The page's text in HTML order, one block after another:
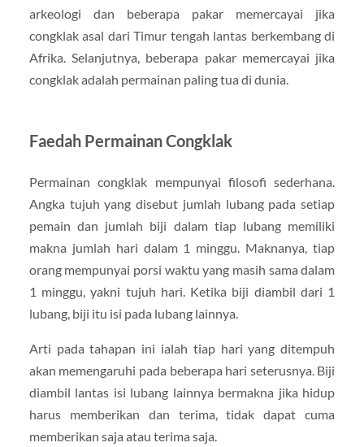
arkeologi dan beberapa pakar memercayai jika
congklak asal dari Timur tengah lantas berkembang di
Afrika. Selanjutnya, beberapa pakar memercayai jika
congklak adalah permainan paling tua di dunia.
Faedah Permainan Congklak
Permainan congklak mempunyai filosofi sederhana.
Angka tujuh yang disebut jumlah lubang pada setiap
pemain dan jumlah biji dalam tiap lubang memiliki
makna jumlah hari dalam 1 minggu. Maknanya, tiap
orang mempunyai porsi waktu yang masih sama dalam
1 minggu, yakni tujuh hari. Ketika biji diambil dari 1
lubang, biji itu isi pada lubang lainnya.
Arti pada tahapan ini ialah tiap hari yang ditempuh
akan memengaruhi pada beberapa hari seterusnya. Biji
diambil lantas isi lubang lainnya bermakna jika hidup
harus memberikan dan terima, tidak dapat cuma
memberikan saja atau terima saja.